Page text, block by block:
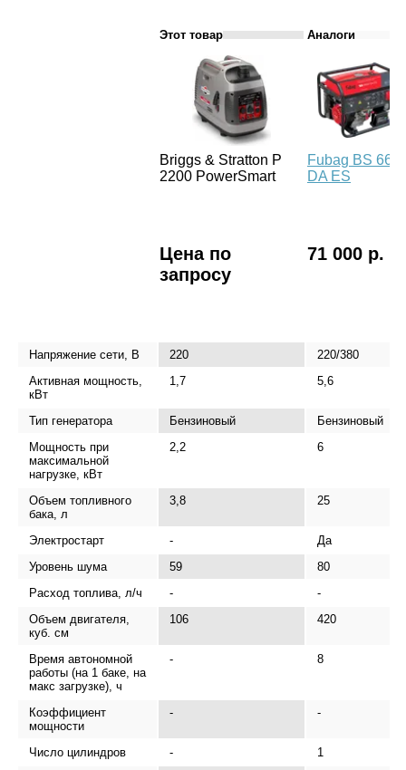
Этот товар Аналоги
Briggs & Stratton P
2200 PowerSmart
Fubag BS
DA ES
Цена по
запросу
71 000 р.
Напряжение сети, В 220
220/380
Активная мощность,
кВт
1,7 5,6
Тип генератора Бензиновый
Бензиновый
Мощность при
максимальной
нагрузке, кВт
2,2 6
Объем топливного
бака, л
3,8 25
Электростарт -
Да
Уровень шума
59
80
Расход топлива, л/ч
-
-
Объем двигателя,
куб. см
106 420
Время автономной
работы (на 1 баке, на
макс загрузке), ч
- 8
Коэффициент
мощности
- -
Число цилиндров -
1